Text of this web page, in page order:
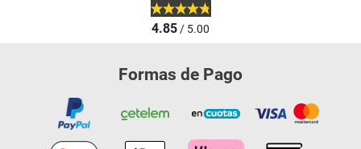
4.85/ 5.00
Formas de Pago